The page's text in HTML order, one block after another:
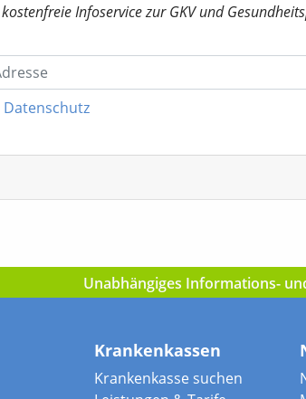
Infoservicezur GKVund
Datenschutz
Unabhängiges Informations-
Krankenkassen
Krankenkasse suchen